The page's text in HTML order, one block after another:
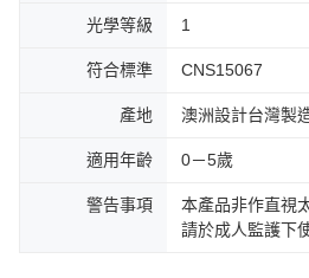
光學等級 1
符合標準 CNS15067
產地 澳洲設計台灣製
適用年齡 0－5歲
警告事項
本產品非作直視
請於成人監護下